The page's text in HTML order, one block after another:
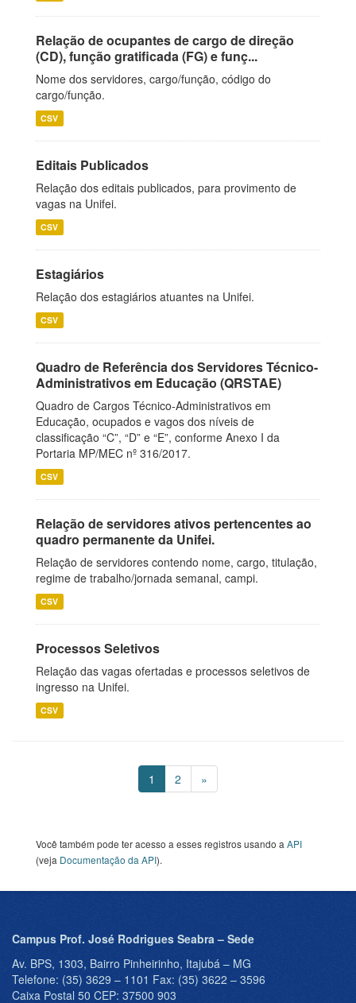
Relação de ocupantes de cargo de direção
(CD), função gratificada (FG) e funç...
Nome dos servidores, cargo/função, código do
cargo/função.
CSV
Editais Publicados
Relação dos editais publicados, para provimento de
vagas na Unifei.
CSV
Estagiários
Relação dos estagiários atuantes na Unifei.
CSV
Quadro de Referência dos Servidores Técnico-
Administrativos em Educação (QRSTAE)
Quadro de Cargos Técnico-Administrativos em
Educação, ocupados e vagos dos níveis de
classificação “C”, “D” e “E”, conforme Anexo I da
Portaria MP/MEC nº 316/2017.
CSV
Relação de servidores ativos pertencentes ao
quadro permanente da Unifei.
Relação de servidores contendo nome, cargo, titulação,
regime de trabalho/jornada semanal, campi.
CSV
Processos Seletivos
Relação das vagas ofertadas e processos seletivos de
ingresso na Unifei.
CSV
1 2 »
Você também pode ter acesso a esses registros usando a API
(veja Documentação da API).
Campus Prof. José Rodrigues Seabra – Sede
Av. BPS, 1303, Bairro Pinheirinho, Itajubá – MG
Telefone: (35) 3629 – 1101 Fax: (35) 3622 – 3596
Caixa Postal 50 CEP: 37500 903